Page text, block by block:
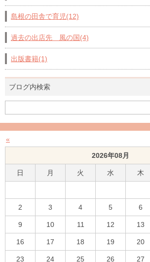
島根の田舎で育児(12)
過去の出店先 風の国(4)
出版書籍(1)
ブログ内検索
«
2026年08月
日 月 火 水 木
2 3 4 5 6
9 10 11 12 13
16 17 18 19 20
23 24 25 26 27